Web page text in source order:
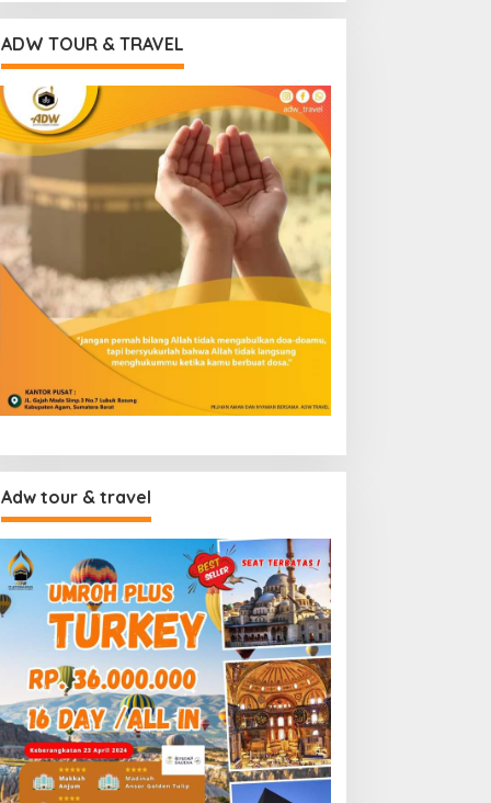
ADW TOUR & TRAVEL
Adw tour & travel